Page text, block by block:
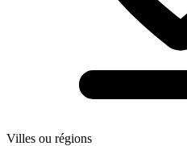
Villes ou régions